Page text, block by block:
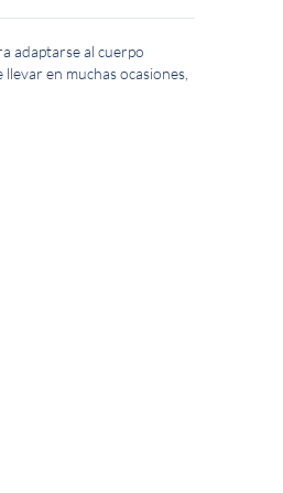
adaptarse al cuerpo
en muchas ocasiones,